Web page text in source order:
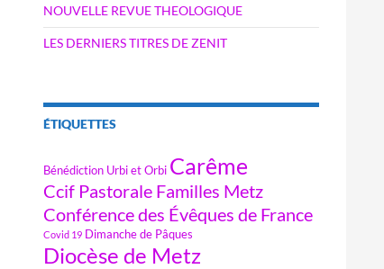
NOUVELLE REVUE THEOLOGIQUE
LES DERNIERS TITRES DE ZENIT
ÉTIQUETTES
Bénédiction Urbi et Orbi Carême
Ccif Pastorale Familles Metz
Conférence des Évêques de France
Covid 19 Dimanche de Pâques
Diocèse de Metz